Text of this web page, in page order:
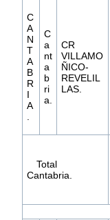
C
A
N
T
A
B
R
I
A
C
a
nt
a
b
ri
a.
CR
VILLAMO
ÑICO-
REVELIL
LAS.
Total
Cantabria.